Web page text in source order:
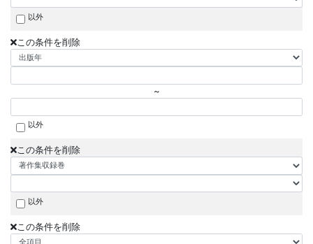
以外
この条件を削除
~
以外
この条件を削除
以外
この条件を削除